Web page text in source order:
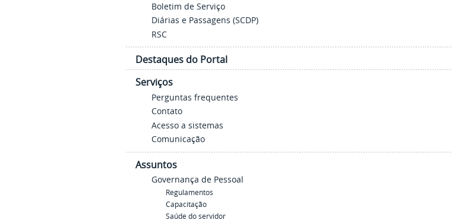
Boletim de Serviço
Diárias e Passagens (SCDP)
RSC
Destaques do Portal
Serviços
Perguntas frequentes
Contato
Acesso a sistemas
Comunicação
Assuntos
Governança de Pessoal
Regulamentos
Capacitação
Saúde do servidor